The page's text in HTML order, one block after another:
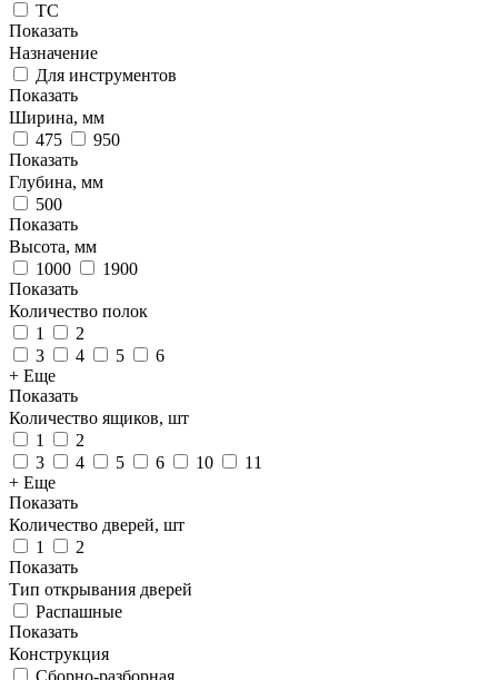
ТС
Показать
Назначение
Для инструментов
Показать
Ширина, мм
475
950
Показать
Глубина, мм
500
Показать
Высота, мм
1000
1900
Показать
Количество полок
1
2
3
4 5
6
+ Еще
Показать
Количество ящиков, шт
1
2
3
4 5 6 10
11
+ Еще
Показать
Количество дверей, шт
1
2
Показать
Тип открывания дверей
Распашные
Показать
Конструкция
Сборно-разборная